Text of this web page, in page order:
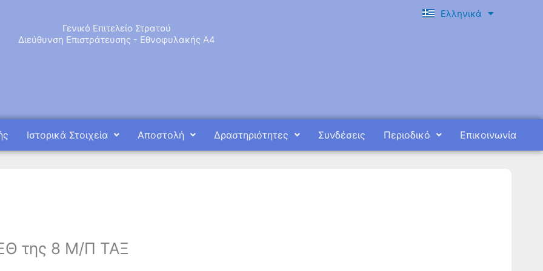
Γενικό Επιτελείο Στρατού
Διεύθυνση Επιστράτευσης - Εθνοφυλακής Α4
Ελληνικά
English
Ιστορικά Στοιχεία Αποστολή Δραστηριότητες Συνδέσεις Περιοδικό Επικοινωνία
της 8 Μ/Π ΤΑΞ